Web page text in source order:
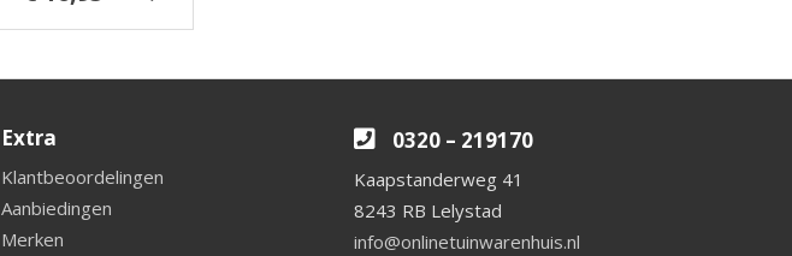
Extra
Klantbeoordelingen
Aanbiedingen
Merken
0320 – 219170
Kaapstanderweg 41
8243 RB Lelystad
info@onlinetuinwarenhuis.nl